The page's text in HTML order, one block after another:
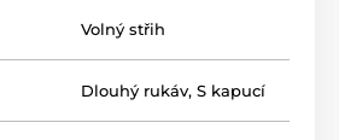
Volný střih
Dlouhý rukáv, S kapucí